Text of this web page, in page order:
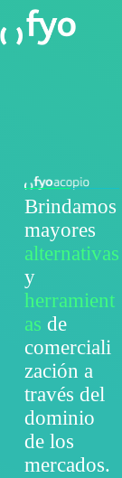
Brindamos
mayores
alternativas
y
herramient
as de
comerciali
zación a
través del
dominio
de los
mercados.